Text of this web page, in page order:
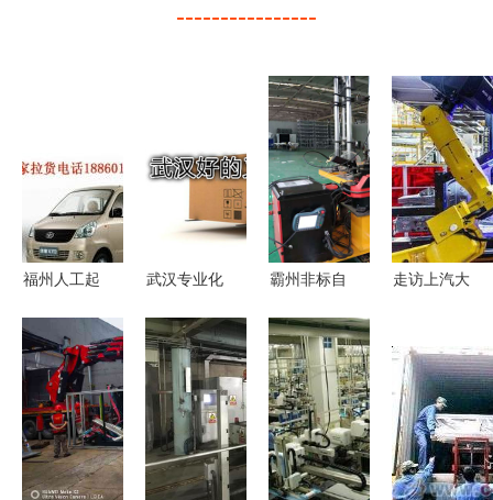
----------------
福州人工起
全攻略 专
业吊装与人
工搬运指南
武汉专业化
人工搬运服
务解析
霸州非标自
人工搬运服
务 传统与
创新中的高
效链接
走访上汽大
探寻ID.家
族车型的诞
生地与人工
搬运服务的
奥秘